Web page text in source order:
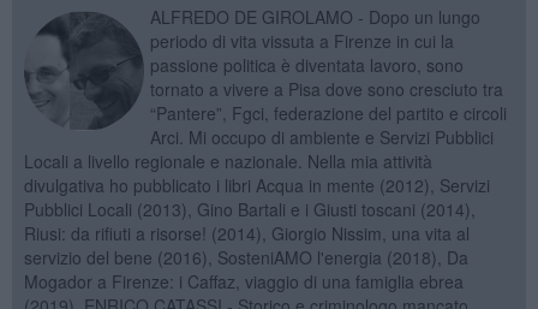
ALFREDO DE GIROLAMO - Dopo un lungo
periodo di vita vissuta a Firenze in cui la
passione politica è diventata lavoro, sono
tornato a vivere a Pisa dove sono cresciuto tra
“Pantere”, Fgci, federazione del partito e circoli
Arci. Mi occupo di ambiente e Servizi Pubblici
Locali a livello regionale e nazionale. Nella mia attività
divulgativa ho pubblicato i libri Acqua in mente (2012), Servizi
Pubblici Locali (2013), Gino Bartali e i Giusti toscani (2014),
Riusi: da rifiuti a risorse! (2014), Giorgio Nissim, una vita al
servizio del bene (2016), SosteniAMO l'energia (2018), Da
Mogador a Firenze: i Caffaz, viaggio di una famiglia ebrea